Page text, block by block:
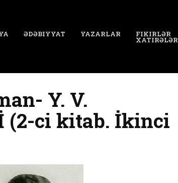
ƏDƏBIYYAT YAZARLAR FIKIRLƏR
XATIRƏLƏR
Y. V.
(2-ci kitab. İkinci